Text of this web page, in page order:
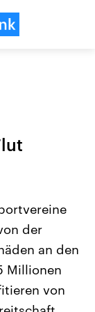
Beiträge,
und
die Vereinigten
Ländern
Einfluss auf
der
an den
Millionen
von